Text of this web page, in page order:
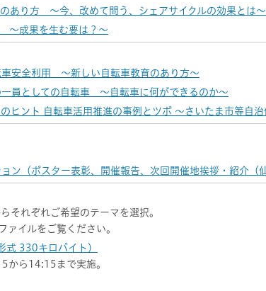
あり方 ～今、改めて問う、シェアサイクルの効果とは～
～成果を生む要は？～
安全利用 ～新しい自転車教育のあり方～
員としての自転車 ～自転車に何ができるのか～
ヒント 自転車活用推進の事例とツボ ～さいたま市等自
ョン（ポスター表彰、開催報告、次回開催地挨拶・紹介（
それぞれご希望のテーマを選択。
イルをご覧ください。
式 330キロバイト）
から14:15まで実施。